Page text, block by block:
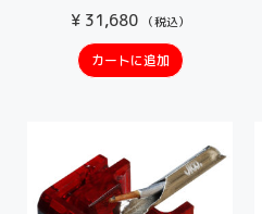
¥31,680 （税込）
カートに追加